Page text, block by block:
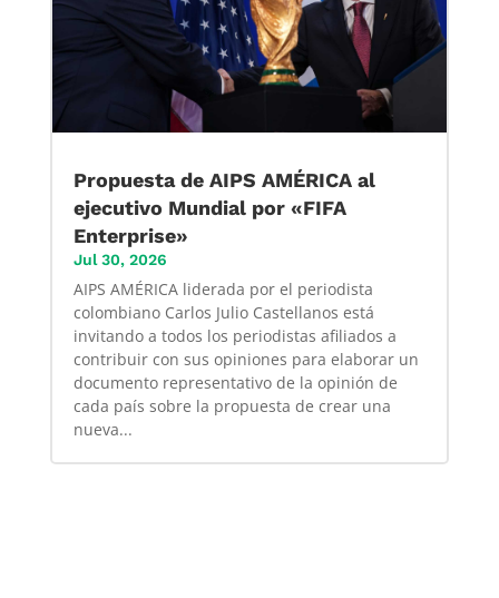
Propuesta de AIPS AMÉRICA al
ejecutivo Mundial por «FIFA
Enterprise»
Jul 30, 2026
AIPS AMÉRICA liderada por el periodista
colombiano Carlos Julio Castellanos está
invitando a todos los periodistas afiliados a
contribuir con sus opiniones para elaborar un
documento representativo de la opinión de
cada país sobre la propuesta de crear una
nueva...